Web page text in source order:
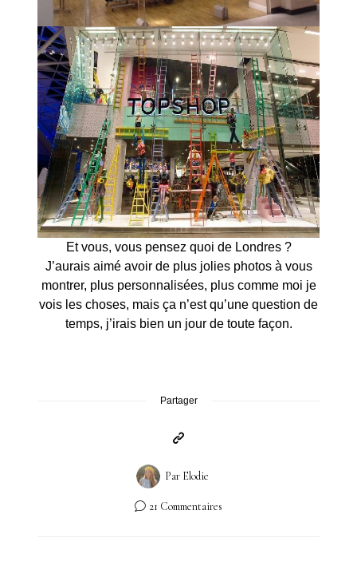
Et vous, vous pensez quoi de Londres ?
J’aurais aimé avoir de plus jolies photos à vous
montrer, plus personnalisées, plus comme moi je
vois les choses, mais ça n’est qu’une question de
temps, j’irais bien un jour de toute façon.
Partager
Par Elodie
21 Commentaires